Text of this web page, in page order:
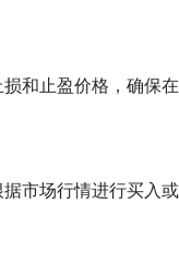
和止盈价格，确保
市场行情进行买入